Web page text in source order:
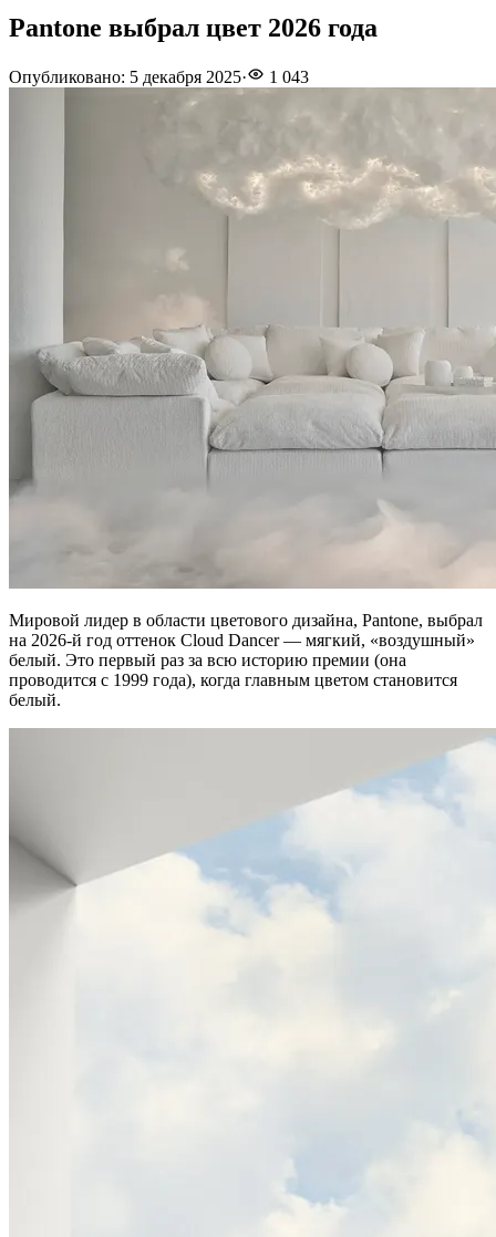
Pantone выбрал цвет 2026 года
Опубликовано: 5 декабря 2025· 1 043
Мировой лидер в области цветового дизайна, Pantone, выбрал
на 2026-й год оттенок Cloud Dancer — мягкий, «воздушный»
белый. Это первый раз за всю историю премии (она
проводится с 1999 года), когда главным цветом становится
белый.